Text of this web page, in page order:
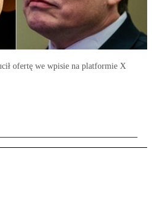
ofertę we wpisie na platformie X